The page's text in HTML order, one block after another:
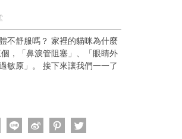
不舒服嗎？ 家裡的貓咪為什麼
，「鼻淚管阻塞」、「眼睛外
敏原」。 接下來讓我們一一了